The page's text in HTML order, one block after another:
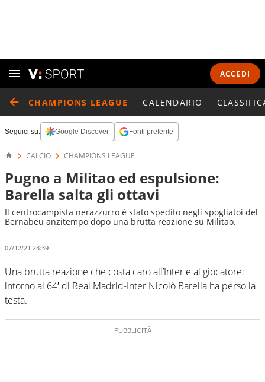
ACCEDI
CHAMPIONS LEAGUE CALENDARIO
Seguici su: Google Discover Fonti preferite
CALCIO CHAMPIONS LEAGUE
Pugno a Militao ed espulsione:
Barella salta gli ottavi
Il centrocampista nerazzurro è stato spedito negli spogliatoi del
Bernabeu anzitempo dopo una brutta reazione su Militao.
07/12/21 23:39
Una brutta reazione che costa caro all’Inter e al giocatore:
intorno al 64′ di Real Madrid-Inter Nicolò Barella ha perso la
testa.